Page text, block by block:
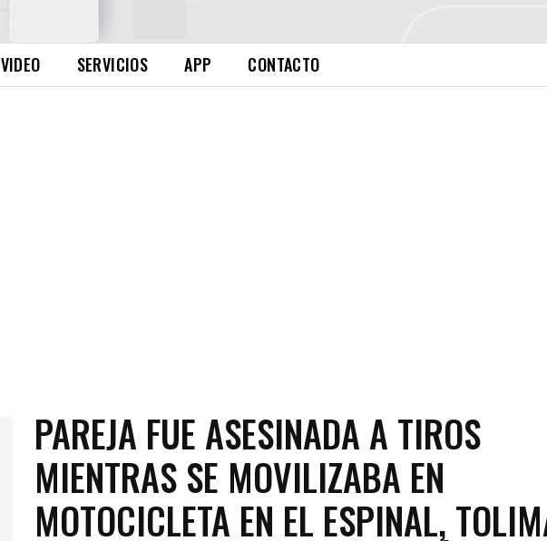
VIDEO SERVICIOS APP CONTACTO
PAREJA FUE ASESINADA A TIROS
MIENTRAS SE MOVILIZABA EN
MOTOCICLETA EN EL ESPINAL,